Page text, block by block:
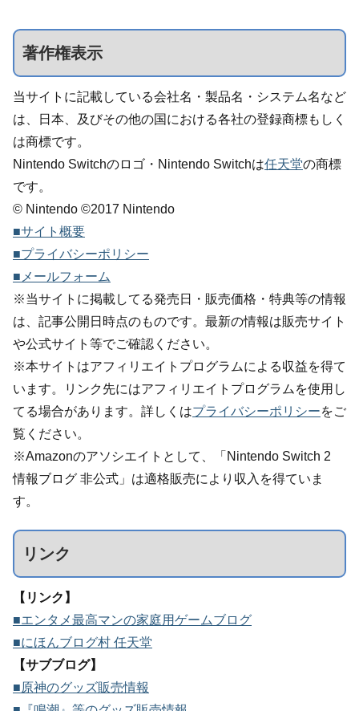
著作権表示
当サイトに記載している会社名・製品名・システム名など
は、日本、及びその他の国における各社の登録商標もしく
は商標です。
Nintendo Switchのロゴ・Nintendo Switchは任天堂の商標
です。
© Nintendo ©2017 Nintendo
■サイト概要
■プライバシーポリシー
■メールフォーム
※当サイトに掲載してる発売日・販売価格・特典等の情報
は、記事公開日時点のものです。最新の情報は販売サイト
や公式サイト等でご確認ください。
※本サイトはアフィリエイトプログラムによる収益を得て
います。リンク先にはアフィリエイトプログラムを使用し
てる場合があります。詳しくはプライバシーポリシーをご
覧ください。
※Amazonのアソシエイトとして、「Nintendo Switch 2
情報ブログ 非公式」は適格販売により収入を得ていま
す。
リンク
【リンク】
■エンタメ最高マンの家庭用ゲームブログ
■にほんブログ村 任天堂
【サブブログ】
■原神のグッズ販売情報